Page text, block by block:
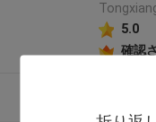
5.0
確認